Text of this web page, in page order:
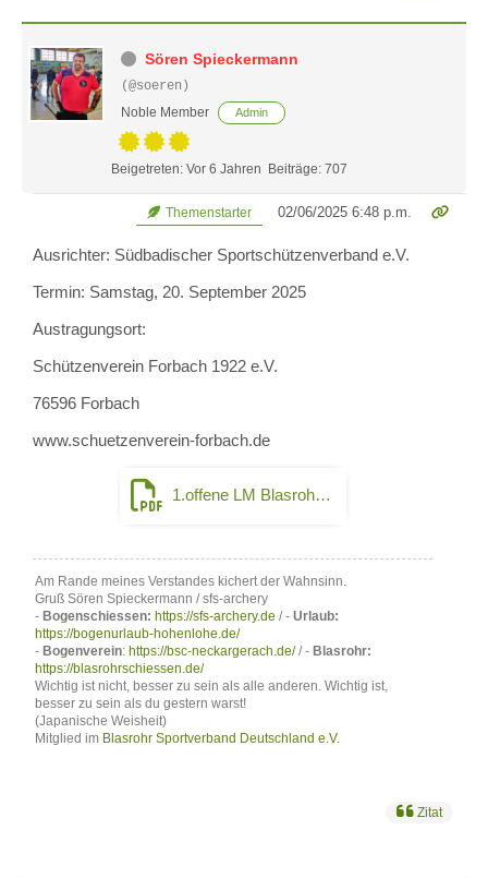
Sören Spieckermann
(@soeren)
Noble Member
Admin
Beigetreten: Vor 6 Jahren Beiträge: 707
Themenstarter 02/06/2025 6:48 p.m.
Ausrichter: Südbadischer Sportschützenverband e.V.
Termin: Samstag, 20. September 2025
Austragungsort:
Schützenverein Forbach 1922 e.V.
76596 Forbach
www.schuetzenverein-forbach.de
1.offene LM Blasrohr 3-D_SBSV.pdf
Am Rande meines Verstandes kichert der Wahnsinn.
Gruß Sören Spieckermann / sfs-archery
- Bogenschiessen: https://sfs-archery.de / - Urlaub:
https://bogenurlaub-hohenlohe.de/
- Bogenverein: https://bsc-neckargerach.de// - Blasrohr:
https://blasrohrschiessen.de/
Wichtig ist nicht, besser zu sein als alle anderen. Wichtig ist,
besser zu sein als du gestern warst!
(Japanische Weisheit)
Mitglied im Blasrohr Sportverband Deutschland e.V.
Zitat